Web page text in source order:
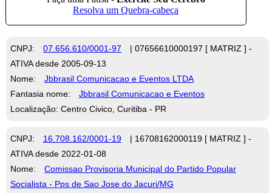
CNPJ: 07.656.610/0001-97
| 07656610000197 [ MATRIZ ] -
ATIVA desde 2005-09-13
Nome:
Jbbrasil Comunicacao e Eventos LTDA
Fantasia nome:
Jbbrasil Comunicacao e Eventos
Localização: Centro Civico, Curitiba - PR
CNPJ: 16.708.162/0001-19
| 16708162000119 [ MATRIZ ] -
ATIVA desde 2022-01-08
Nome:
Comissao Provisoria Municipal do Partido Popular
Socialista - Pps de Sao Jose do Jacuri/MG